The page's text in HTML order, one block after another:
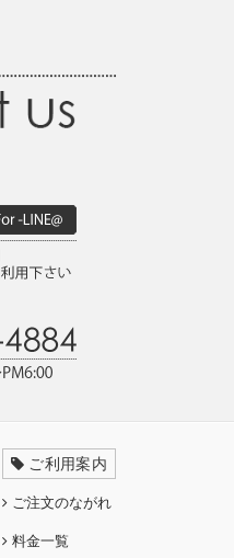
ご利用案内
ご注文のながれ
料金一覧